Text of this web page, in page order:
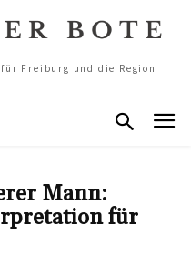
Freiburg und die Region
Mann:
für